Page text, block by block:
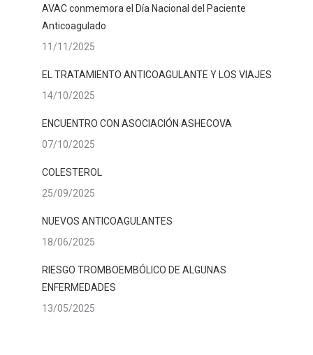
AVAC conmemora el Día Nacional del Paciente
Anticoagulado
11/11/2025
EL TRATAMIENTO ANTICOAGULANTE Y LOS VIAJES
14/10/2025
ENCUENTRO CON ASOCIACIÓN ASHECOVA
07/10/2025
COLESTEROL
25/09/2025
NUEVOS ANTICOAGULANTES
18/06/2025
RIESGO TROMBOEMBÓLICO DE ALGUNAS
ENFERMEDADES
13/05/2025